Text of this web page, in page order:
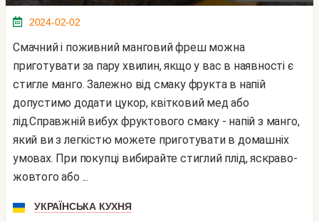
2024-02-02
Смачний і поживний манговий фреш можна
приготувати за пару хвилин, якщо у вас в наявності є
стигле манго. Залежно від смаку фрукта в напій
допустимо додати цукор, квітковий мед або
лід.Справжній вибух фруктового смаку - напій з манго,
який ви з легкістю можете приготувати в домашніх
умовах. При покупці вибирайте стиглий плід, яскраво-
жовтого або ...
УКРАЇНСЬКА КУХНЯ